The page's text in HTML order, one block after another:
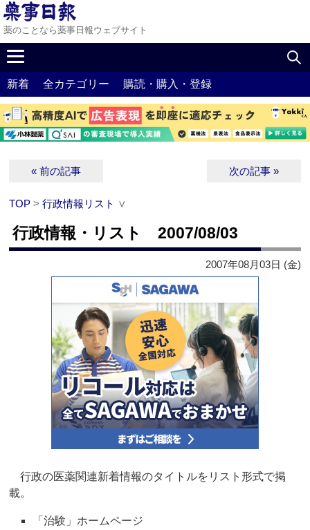
薬のことなら薬事日報ウェブサイト
新着 全カテゴリー 購読・購入・登録
« 前の記事 次の記事 »
TOP >行政情報リスト ∨
行政情報・リスト 2007/08/03
2007年08月03日 (金)
行政の医薬関連新着情報のタイトルをリスト形式で掲
載。
「治験」ホームページ